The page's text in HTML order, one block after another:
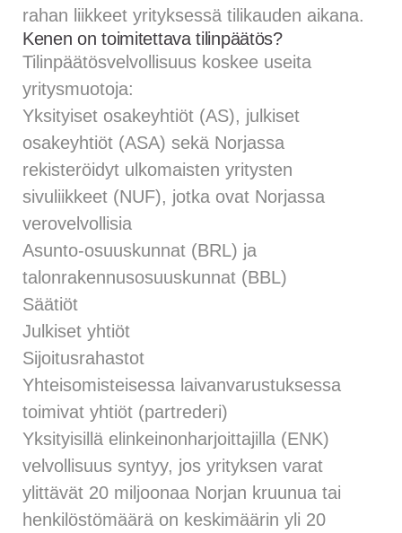
rahan liikkeet yrityksessä tilikauden aikana.
Kenen on toimitettava tilinpäätös?
Tilinpäätösvelvollisuus koskee useita
yritysmuotoja:
Yksityiset osakeyhtiöt (AS), julkiset
osakeyhtiöt (ASA) sekä Norjassa
rekisteröidyt ulkomaisten yritysten
sivuliikkeet (NUF), jotka ovat Norjassa
verovelvollisia
Asunto-osuuskunnat (BRL) ja
talonrakennusosuuskunnat (BBL)
Säätiöt
Julkiset yhtiöt
Sijoitusrahastot
Yhteisomisteisessa laivanvarustuksessa
toimivat yhtiöt (partrederi)
Yksityisillä elinkeinonharjoittajilla (ENK)
velvollisuus syntyy, jos yrityksen varat
ylittävät 20 miljoonaa Norjan kruunua tai
henkilöstömäärä on keskimäärin yli 20